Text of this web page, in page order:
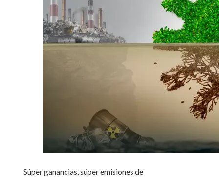
Súper ganancias, súper emisiones de